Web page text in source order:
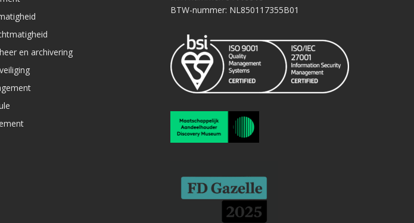
en archivering
BTW-nummer: NL850117355B01